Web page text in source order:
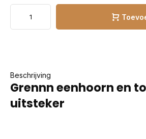
Beschrijving
Grennn eenhoorn en
uitsteker